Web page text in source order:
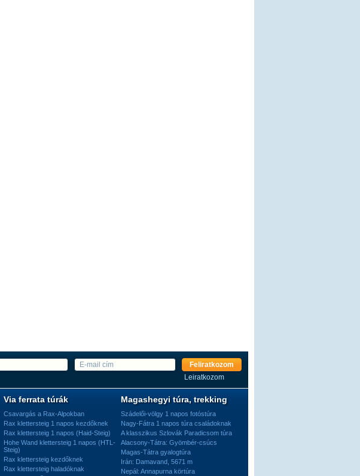
Feliratkozom
Leiratkozom
Via ferrata túrák
Csavargás a Rax-Alpokban
Rax klettersteig 1 napos kezdőknek
Rax klettersteig 1 napos (Haid-Steig)
Hohe Wand klettersteig 1 napos (HTL-
Steig)
Rax klettersteig kezdőknek
Rax klettersteig haladóknak
Magashegyi túra, trekking
Szádelői-völgy 1 napos fotóstúra
Nagy-Fátra 1 napos túra családoknak
A klasszikus Szlovák Paradicsom túra
Alacsony-Tátra: Gyömbér-csúcs
Magas-Tátra gyalogtúra
Irán: Damavand, 5671 m
Nepál: Annapurna körtúra